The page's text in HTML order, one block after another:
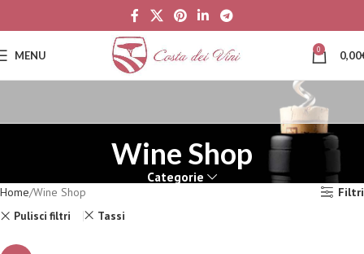
MENU 0 0,00
Wine Shop
Categorie
Home Wine Shop
Filtri
Pulisci filtri
Tassi